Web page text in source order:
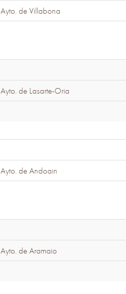
Ayto. de Villabona
Ayto. de Lasarte-Oria
Ayto. de Andoain
Ayto. de Aramaio